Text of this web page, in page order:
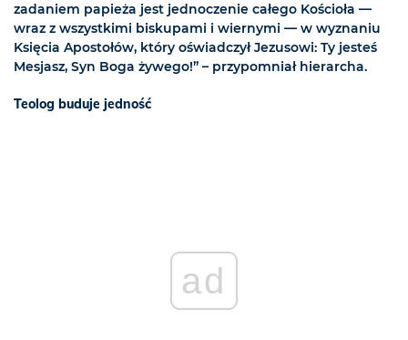
zadaniem papieża jest jednoczenie całego Kościoła —
wraz z wszystkimi biskupami i wiernymi — w wyznaniu
Księcia Apostołów, który oświadczył Jezusowi: Ty jesteś
Mesjasz, Syn Boga żywego!” – przypomniał hierarcha.
Teolog buduje jedność
ad